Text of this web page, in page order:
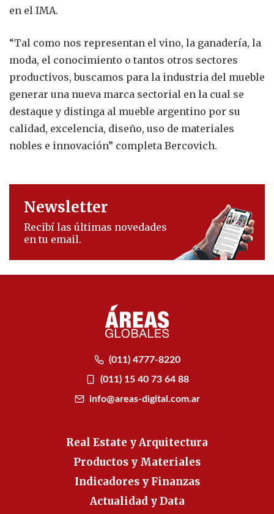
en el IMA.
“Tal como nos representan el vino, la ganadería, la
moda, el conocimiento o tantos otros sectores
productivos, buscamos para la industria del mueble
generar una nueva marca sectorial en la cual se
destaque y distinga al mueble argentino por su
calidad, excelencia, diseño, uso de materiales
nobles e innovación” completa Bercovich.
Newsletter
Recibí las últimas novedades
en tu email.
(011) 4777-8220
(011) 15 40 73 64 88
info@areas-digital.com.ar
Real Estate y Arquitectura
Productos y Materiales
Indicadores y Finanzas
Actualidad y Data